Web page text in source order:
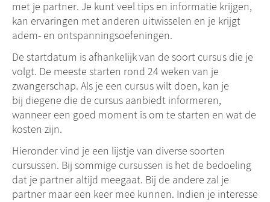
met je partner. Je kunt veel tips en informatie krijgen,
kan ervaringen met anderen uitwisselen en je krijgt
adem- en ontspanningsoefeningen.
De startdatum is afhankelijk van de soort cursus die je
volgt. De meeste starten rond 24 weken van je
zwangerschap. Als je een cursus wilt doen, kan je
bij diegene die de cursus aanbiedt informeren,
wanneer een goed moment is om te starten en wat de
kosten zijn.
Hieronder vind je een lijstje van diverse soorten
cursussen. Bij sommige cursussen is het de bedoeling
dat je partner altijd meegaat. Bij de andere zal je
partner maar een keer mee kunnen. Indien je interesse